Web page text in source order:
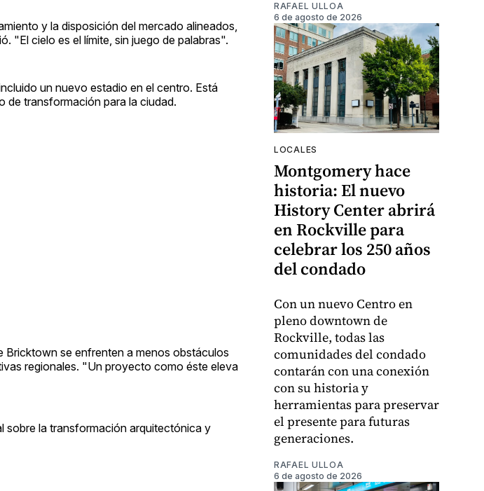
y la disposición del mercado alineados,
"El cielo es el límite, sin juego de palabras".
un nuevo estadio en el centro. Está
de transformación para la ciudad.
Bricktown se enfrenten a menos obstáculos
regionales. "Un proyecto como éste eleva
sobre la transformación arquitectónica y
RAFAEL ULLOA
6 de agosto de 2026
LOCALES
Montgomery hace
historia: El nuevo
History Center abrirá
en Rockville para
celebrar los 250 años
del condado
Con un nuevo Centro en
pleno downtown de
Rockville, todas las
comunidades del condado
contarán con una conexión
con su historia y
herramientas para preservar
el presente para futuras
generaciones.
RAFAEL ULLOA
6 de agosto de 2026